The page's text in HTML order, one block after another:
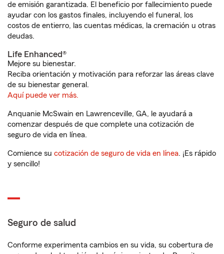
de emisión garantizada. El beneficio por fallecimiento puede
ayudar con los gastos finales, incluyendo el funeral, los
costos de entierro, las cuentas médicas, la cremación u otras
deudas.
Life Enhanced®
Mejore su bienestar.
Reciba orientación y motivación para reforzar las áreas clave
de su bienestar general.
Aquí puede ver más.
Anquanie McSwain en Lawrenceville, GA, le ayudará a
comenzar después de que complete una cotización de
seguro de vida en línea.
Comience su cotización de seguro de vida en línea. ¡Es rápido
y sencillo!
Seguro de salud
Conforme experimenta cambios en su vida, su cobertura de